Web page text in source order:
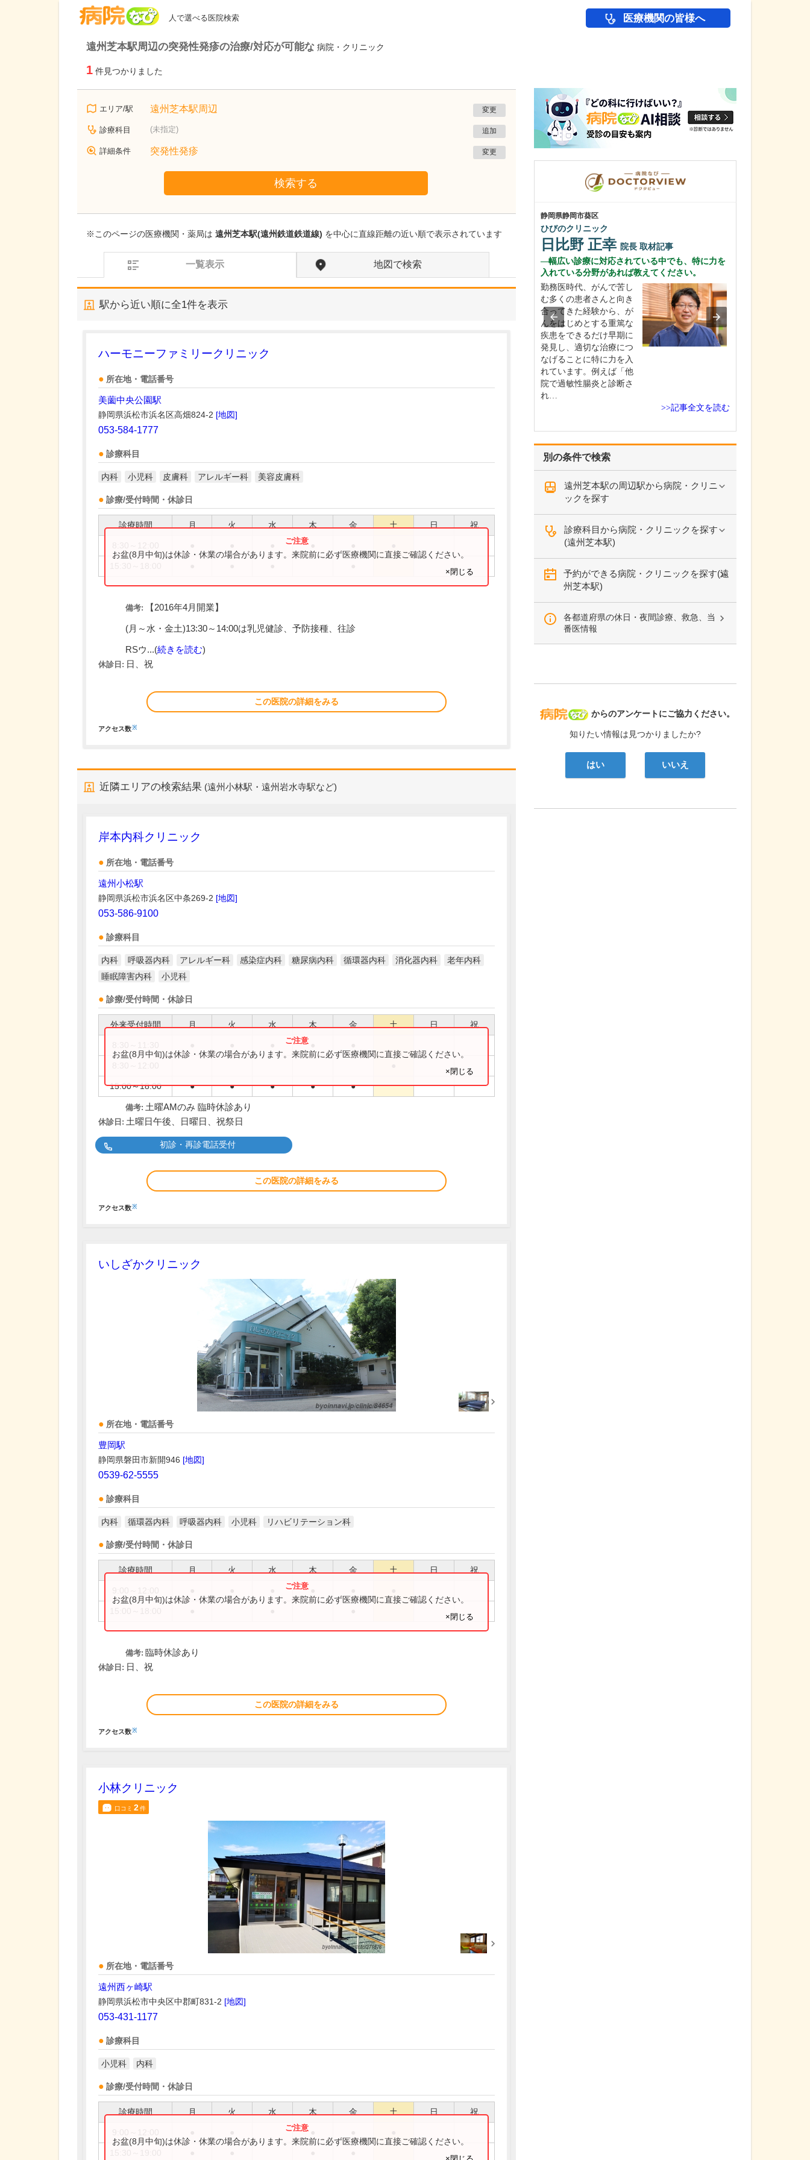
人で選べる医院検索 医療機関の皆様へ
遠州芝本駅周辺の突発性発疹の治療/対応が可能な 病院・クリニック
1 件見つかりました
エリア/駅 遠州芝本駅周辺 変更
診療科目 (未指定) 追加
詳細条件 突発性発疹 変更
検索する
※このページの医療機関・薬局は 遠州芝本駅(遠州鉄道鉄道線) を中心に直線距離の近い順で表示されています
一覧表示 地図で検索
駅から近い順に全1件を表示
ハーモニーファミリークリニック
所在地・電話番号
美薗中央公園駅
静岡県浜松市浜名区高畑824-2 [地図]
053-584-1777
診療科目
内科 小児科 皮膚科 アレルギー科 美容皮膚科
診療/受付時間・休診日
診療時間 月 火 水 木 金 土 日 祝
お盆(8月中旬)は休診・休業の場合があります。来院前に必ず医療機関に直接ご確認ください。
×閉じる
備考: 【2016年4月開業】
(月～水・金土)13:30～14:00は乳児健診、予防接種、往診
RSウ...(続きを読む)
休診日: 日、祝
この医院の詳細をみる
アクセス数※
近隣エリアの検索結果 (遠州小林駅・遠州岩水寺駅など)
岸本内科クリニック
所在地・電話番号
遠州小松駅
静岡県浜松市浜名区中条269-2 [地図]
053-586-9100
診療科目
内科 呼吸器内科 アレルギー科 感染症内科 糖尿病内科 循環器内科 消化器内科
老年内科
睡眠障害内科
小児科
診療/受付時間・休診日
外来受付時間 月 火 水 木 金 土 日 祝
15:00～18:00 ● ● ● ● ●
お盆(8月中旬)は休診・休業の場合があります。来院前に必ず医療機関に直接ご確認ください。
×閉じる
備考: 土曜AMのみ 臨時休診あり
休診日: 土曜日午後、日曜日、祝祭日
初診・再診電話受付
この医院の詳細をみる
アクセス数※
いしざかクリニック
所在地・電話番号
豊岡駅
静岡県磐田市新開946 [地図]
0539-62-5555
診療科目
内科 循環器内科 呼吸器内科 小児科 リハビリテーション科
診療/受付時間・休診日
診療時間 月 火 水 木 金 土 日 祝
お盆(8月中旬)は休診・休業の場合があります。来院前に必ず医療機関に直接ご確認ください。
×閉じる
備考: 臨時休診あり
休診日: 日、祝
この医院の詳細をみる
アクセス数※
小林クリニック
口コミ 2件
所在地・電話番号
遠州西ヶ崎駅
静岡県浜松市中央区中郡町831-2 [地図]
053-431-1177
診療科目
小児科 内科
診療/受付時間・休診日
診療時間 月 火 水 木 金 土 日 祝
お盆(8月中旬)は休診・休業の場合があります。来院前に必ず医療機関に直接ご確認ください。
別の条件で検索
遠州芝本駅の周辺駅から病院・クリニ
ックを探す
診療科目から病院・クリニックを探す
(遠州芝本駅)
予約ができる病院・クリニックを探す(遠
州芝本駅)
各都道府県の休日・夜間診療、救急、当
番医情報
病院なび
からのアンケートにご協力ください。
知りたい情報は見つかりましたか?
はい いいえ
静岡県富士市
富士 足・心臓血管クリニック
足の治りにくい傷とフットトラブルにも注力さ
れているそうですね。
はい。足のトラブルは、
静岡県静岡市葵区
ひびのクリニック
日比野 正幸 院長 取材記事
幅広い診療に対応されている中でも、特に力を
入れている分野があれば教えてください。
勤務医時代、がんで苦し
む多くの患者さんと向き
合ってきた経験から、が
んをはじめとする重篤な
疾患をできるだけ早期に
発見し、適切な治療につ
なげることに特に力を入
れています。例えば「他
院で過敏性腸炎と診断さ
れ…
>>記事全文を読む